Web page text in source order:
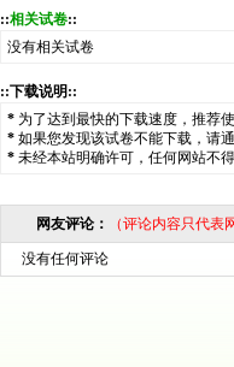
::相关试卷::
没有相关试卷
::下载说明::
* 为了达到最快的下载速度，推荐
* 如果您发现该试卷不能下载，请
* 未经本站明确许可，任何网站不
网友评论： （评论内容只代
没有任何评论